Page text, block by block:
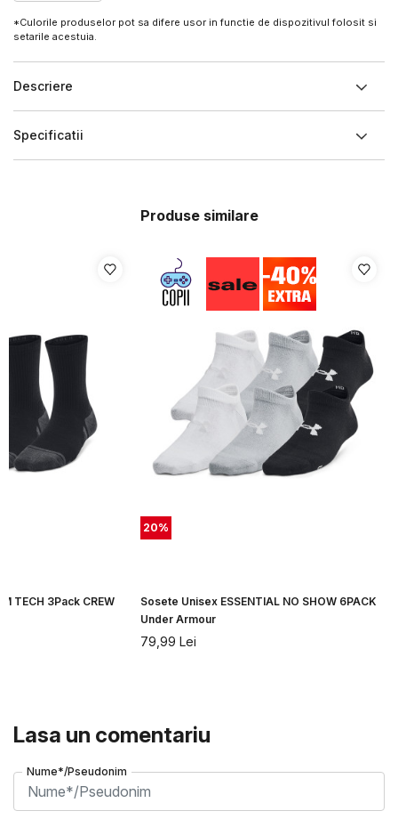
*Culorile produselor pot sa difere usor in functie de dispozitivul folosit si
setarile acestuia.
Descriere
Specificatii
Produse similare
TECH 3Pack CREW
20%
Sosete Unisex ESSENTIAL NO SHOW 6PACK
Under Armour
79,99 Lei
Lasa un comentariu
Nume*/Pseudonim